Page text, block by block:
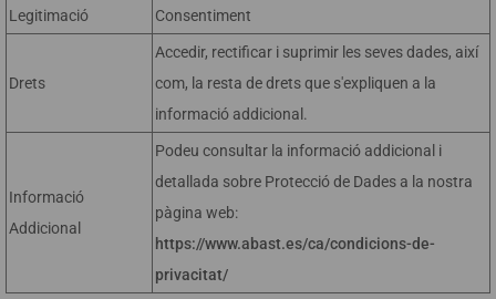
Legitimació Consentiment
Drets
Accedir, rectificar i suprimir les seves dades, així
com, la resta de drets que s'expliquen a la
informació addicional.
Informació
Addicional
Podeu consultar la informació addicional i
detallada sobre Protecció de Dades a la nostra
pàgina web:
https://www.abast.es/ca/condicions-de-
privacitat/